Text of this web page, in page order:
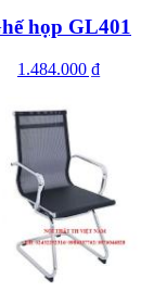
họp GL401
1.484.000 ₫